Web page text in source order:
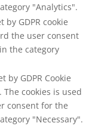
"Analytics".
by GDPR cookie
the user consent
the category
by GDPR Cookie
cookies is used
consent for the
"Necessary".